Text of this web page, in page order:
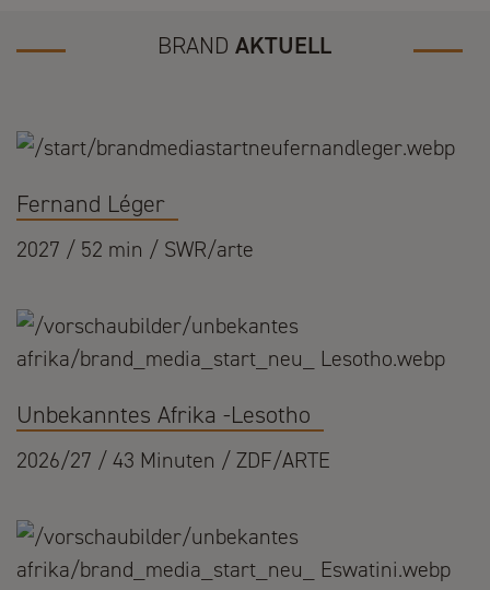
BRANDAKTUELL
Fernand Léger
2027 / 52 min / SWR/arte
Unbekanntes Afrika -Lesotho
2026/27 / 43 Minuten / ZDF/ARTE